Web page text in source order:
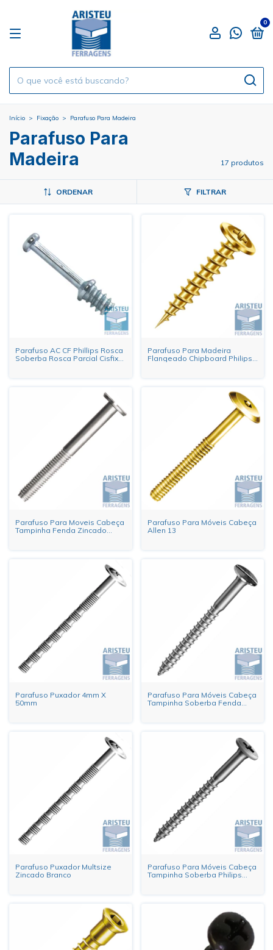
0
Início > Fixação > Parafuso Para Madeira
Parafuso Para
Madeira
17 produtos
ORDENAR FILTRAR
Parafuso AC CF Phillips Rosca
Soberba Rosca Parcial Cisfix
Parafuso Para Madeira
Flangeado Chipboard Philips
Parafuso Para Moveis Cabeça
Tampinha Fenda Zincado
Parafuso Para Móveis Cabeça
Allen 13
Parafuso Puxador 4mm X
50mm
Parafuso Para Móveis Cabeça
Tampinha Soberba Fenda
Parafuso Puxador Multsize
Zincado Branco
Parafuso Para Móveis Cabeça
Tampinha Soberba Philips